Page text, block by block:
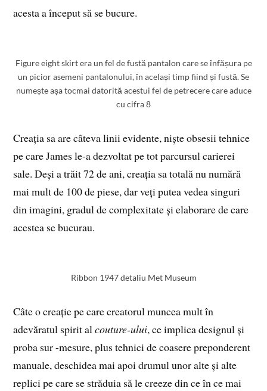
acesta a început să se bucure.
Figure eight skirt era un fel de fustă pantalon care se înfășura pe
un picior asemeni pantalonului, în același timp fiind și fustă. Se
numește așa tocmai datorită acestui fel de petrecere care aduce
cu cifra 8
Creația sa are câteva linii evidente, niște obsesii tehnice
pe care James le-a dezvoltat pe tot parcursul carierei
sale. Deși a trăit 72 de ani, creația sa totală nu numără
mai mult de 100 de piese, dar veți putea vedea singuri
din imagini, gradul de complexitate și elaborare de care
acestea se bucurau.
Ribbon 1947 detaliu Met Museum
Câte o creație pe care creatorul muncea mult în
adevăratul spirit alcouture-ului, ce implica designul și
proba sur -mesure, plus tehnici de coasere preponderent
manuale, deschidea mai apoi drumul unor alte și alte
replici pe care se străduia să le creeze din ce în ce mai